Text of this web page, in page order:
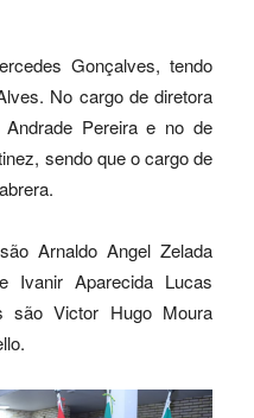
Gonçalves, tendo
No cargo de diretora
Pereira e no de
sendo que o cargo de
Arnaldo Angel Zelada
Ivanir Aparecida Lucas
são Victor Hugo Moura